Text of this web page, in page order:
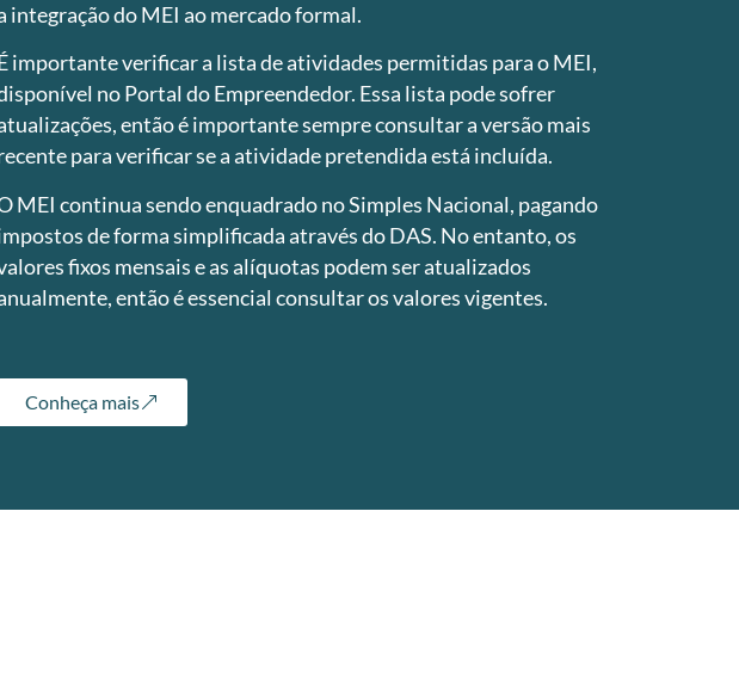
integração do MEI ao mercado formal.
importante verificar a lista de atividades permitidas para o MEI,
no Portal do Empreendedor. Essa lista pode sofrer
então é importante sempre consultar a versão mais
para verificar se a atividade pretendida está incluída.
MEI continua sendo enquadrado no Simples Nacional, pagando
de forma simplificada através do DAS. No entanto, os
fixos mensais e as alíquotas podem ser atualizados
então é essencial consultar os valores vigentes.
Conheça mais